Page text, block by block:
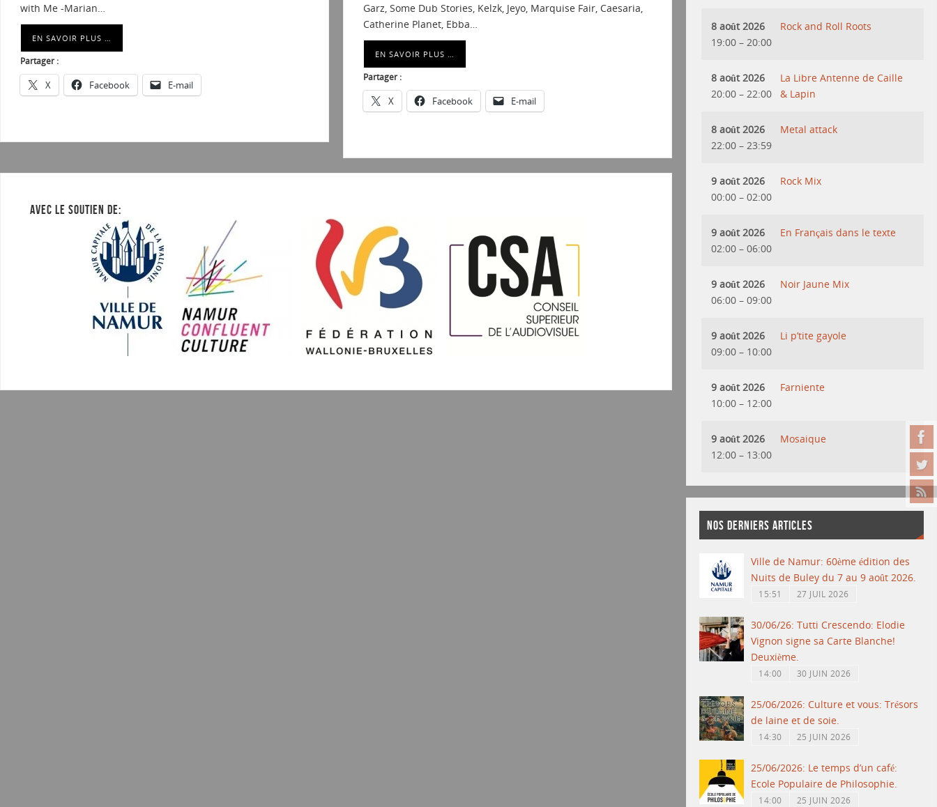
with Me -Marian…
EN SAVOIR PLUS …
Partager :
X Facebook E-mail
Garz, Some Dub Stories, Kelzk, Jeyo, Marquise Fair, Caesaria,
Catherine Planet, Ebba…
EN SAVOIR PLUS …
Partager :
X Facebook E-mail
AVEC LE SOUTIEN DE:
8 août 2026
19:00 – 20:00
Rock and Roll Roots
8 août 2026
20:00 – 22:00
La Libre Antenne de Caille
& Lapin
8 août 2026
22:00 – 23:59
Metal attack
9 août 2026
00:00 – 02:00
Rock Mix
9 août 2026
02:00 – 06:00
En Français dans le texte
9 août 2026
06:00 – 09:00
Noir Jaune Mix
9 août 2026
09:00 – 10:00
Li p’tite gayole
9 août 2026
10:00 – 12:00
Farniente
9 août 2026
12:00 – 13:00
Mosaique
NOS DERNIERS ARTICLES
Ville de Namur: 60ème édition des
Nuits de Buley du 7 au 9 août 2026.
15:51 27 JUIL 2026
30/06/26: Tutti Crescendo: Elodie
Vignon signe sa Carte Blanche!
Deuxième.
14:00 30 JUIN 2026
25/06/2026: Culture et vous: Trésors
de laine et de soie.
14:30 25 JUIN 2026
25/06/2026: Le temps d’un café:
Ecole Populaire de Philosophie.
14:00 25 JUIN 2026